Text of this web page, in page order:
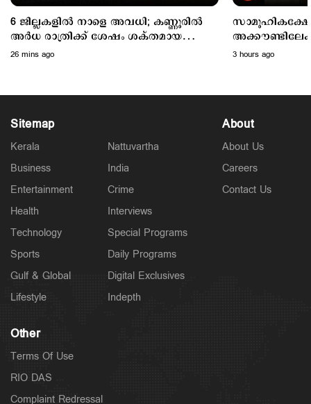
പത്തനംതിട്ട ജില്ലയില്‍ നാളെ അവധി; 3 ജില്ലകളില്‍
തീവ്രമഴ മുന്നറിയിപ്പ്
6 ജില്ലകളിൽ നാളെ അവധി; കണ്ണൂരിൽ
അര്‍ധ രാത്രിക്ക് ശേഷം ശക്തമായ
മഴയ്ക്ക് സാധ്യത
26 mins ago
ബാങ്കുകളെ
3 hours ago
Sitemap
Kerala
Business
Entertainment
Health
Technology
Sports
Gulf & Global
Lifestyle
Nattuvartha
India
Crime
Interviews
Special Programs
Daily Programs
Digital Exclusives
Indepth
About
About Us
Careers
Contact Us
Other
Terms Of Use
RIO DAS
Complaint Redressal